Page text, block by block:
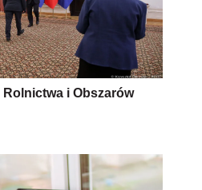
Rolnictwa i Obszarów